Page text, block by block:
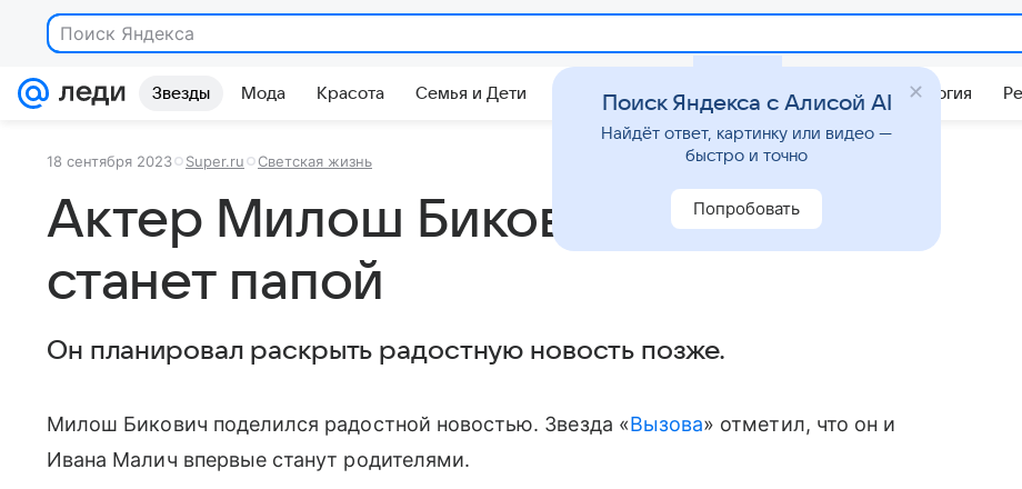
Поиск Яндекса
Звезды Мода Красота Семья и Дети Гороскопы Стиль жизни Психология
18 сентября 2023 Super.ru Светская жизнь
Актер Милош Бикович впервые
станет папой
Он планировал раскрыть радостную новость позже.
Милош Бикович поделился радостной новостью. Звезда «Вызова» отметил, что он и
Ивана Малич впервые станут родителями.
Поиск Яндекса с Алисой AI
Найдёт ответ, картинку или видео —
быстро и точно
Попробовать